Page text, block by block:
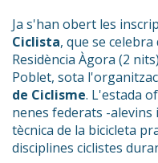
Ja s'han obert les
Ciclista, que se celebra
Residència Àgora (2
Poblet, sota
de Ciclisme. L'estada
nenes federats -
tècnica de la bicicleta
disciplines ciclistes